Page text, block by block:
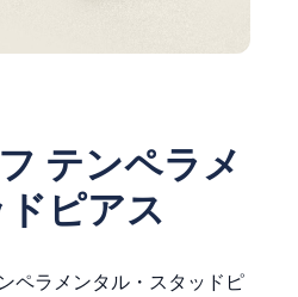
テンペラメ
ピアス
ペラメンタル・スタッドピ